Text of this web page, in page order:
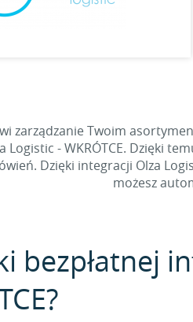
zarządzanie Twoim
Logistic - WKRÓTCE. Dzięki
Dzięki integracji Olza
możesz
bezpłatnej